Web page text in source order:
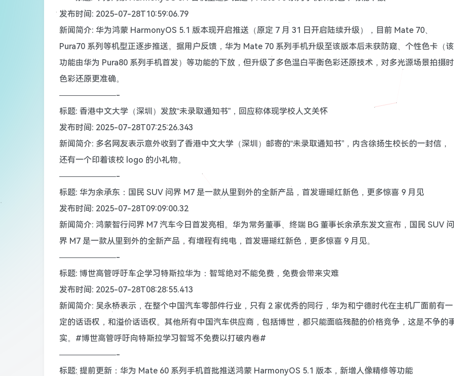
发布时间: 2025-07-28T10:59:06.79
新闻简介: 华为鸿蒙 HarmonyOS 5.1 版本现开启推送（原定 7 月 31 日开启陆续升级），目前 Mate 70、
Pura70 系列等机型正逐步推送。据用户反馈，华为 Mate 70 系列手机升级至该版本后未获防窥、个性色卡（该
功能由华为 Pura80 系列手机首发）等功能的下放，但升级了多色温白平衡色彩还原技术，对多光源场景拍摄时
色彩还原更准确。
———————-
标题: 香港中文大学（深圳）发放“未录取通知书”，回应称体现学校人文关怀
发布时间: 2025-07-28T07:25:26.343
新闻简介: 多名网友表示意外收到了香港中文大学（深圳）邮寄的“未录取通知书”，内含徐扬生校长的一封信，
还有一个印着该校 logo 的小礼物。
———————-
标题: 华为余承东：国民 SUV 问界 M7 是一款从里到外的全新产品，首发珊瑚红新色，更多惊喜 9 月见
发布时间: 2025-07-28T09:09:00.32
新闻简介: 鸿蒙智行问界 M7 汽车今日首发亮相。华为常务董事、终端 BG 董事长余承东发文宣布，国民 SUV 问
界 M7 是一款从里到外的全新产品，有增程有纯电，首发珊瑚红新色，更多惊喜 9 月见。
———————-
标题: 博世高管呼吁车企学习特斯拉华为：智驾绝对不能免费，免费会带来灾难
发布时间: 2025-07-28T08:28:55.413
新闻简介: 吴永桥表示，在整个中国汽车零部件行业，只有 2 家优秀的同行，华为和宁德时代在主机厂面前有一
定的话语权，和溢价话语权。其他所有中国汽车供应商，包括博世，都只能面临残酷的价格竞争，这是不争的
实。#博世高管呼吁向特斯拉学习智驾不免费以打破内卷#
———————-
标题: 提前更新：华为 Mate 60 系列手机首批推送鸿蒙 HarmonyOS 5.1 版本，新增人像精修等功能